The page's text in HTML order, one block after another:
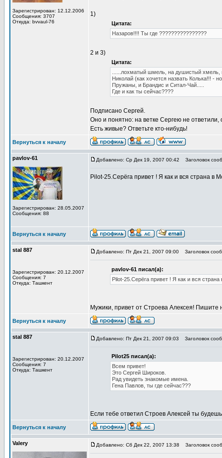
Зарегистрирован: 12.12.2006
Сообщения: 3707
Откуда: bvvaul-76
1)
Цитата:
Назаров!!!! Ты где ????????????????
2 и 3)
Цитата:
......лохматый шмель, на душистый
Николай (как хочется назвать Колька!!! -
Пружаны, и Брандис и Ситал-Чай.....
Где и как ты сейчас????
Подписано Сергей.
Оно и понятно: на ветке Сергею не
Есть живые? Ответьте кто-нибудь!
Вернуться к началу
pavlov-61
Зарегистрирован: 28.05.2007
Сообщения: 88
Добавлено: Ср Дек 19, 2007 00:42 Заголовок
Pilot-25.Серёга привет ! Я как и вся страна
Вернуться к началу
stal 887
Зарегистрирован: 20.12.2007
Сообщения: 7
Откуда: Ташкент
Добавлено: Пт Дек 21, 2007 09:00 Заголовок
pavlov-61 писал(а):
Pilot-25.Серёга привет ! Я как и вся
Мужики, привет от Строева Алексея! Пишите
Вернуться к началу
stal 887
Зарегистрирован: 20.12.2007
Сообщения: 7
Откуда: Ташкент
Добавлено: Пт Дек 21, 2007 09:03 Заголовок
Pilot25 писал(а):
Всем привет!
Это Сергей Широков.
Рад увидеть знакомые имена.
Гена Павлов, ты где сейчас???
Если тебе ответил Строев Алексей ты
Вернуться к началу
Valery Добавлено: Сб Дек 22, 2007 13:38 Заголовок